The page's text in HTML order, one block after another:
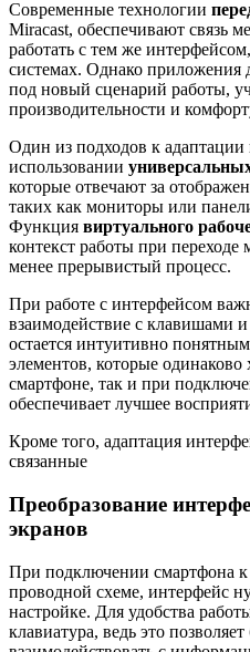
Современные технологии
Miracast, обеспечивают связь
работать с тем же
системах. Однако
под новый сценарий работы,
производительности и
Один из подходов к адаптации
использовании
которые отвечают за
таких как мониторы или
Функция виртуального
контекст работы при
менее прерывистый процесс.
При работе с интерфейсом
взаимодействие с клавишами
остается интуитивно
элементов, которые
смартфоне, так и при
обеспечивает лучшее
Кроме того, адаптация
связанные
Преобразование
экранов
При подключении смартфона к
проводной схеме, интерфейс
настройке. Для удобства
клавиатура, ведь это